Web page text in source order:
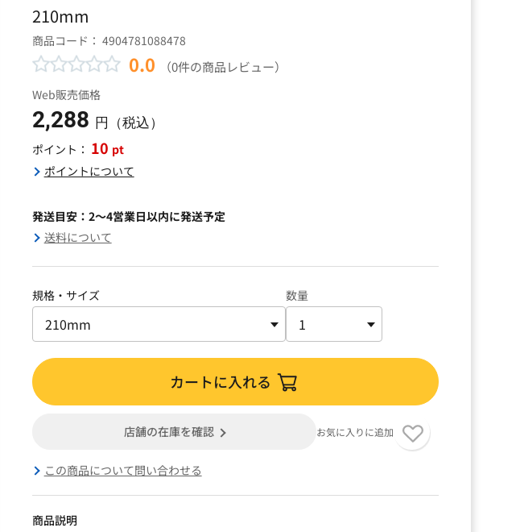
210mm
商品コード： 4904781088478
0.0 （0件の商品レビュー）
Web販売価格
2,288 円（税込）
ポイント： 10 pt
ポイントについて
発送目安：2～4営業日以内に発送予定
送料について
規格・サイズ 数量
カートに入れる
店舗の在庫を確認 お気に入りに追加
この商品について問い合わせる
商品説明